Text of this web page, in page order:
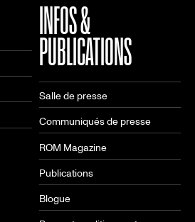
INFOS &
PUBLICATIONS
Salle de presse
Communiqués de presse
ROM Magazine
Publications
Blogue